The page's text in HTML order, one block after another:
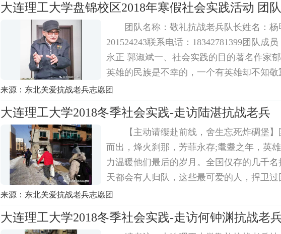
越...
大连理工大学盘锦校区2018年寒假社会实践活动 团
团队名称：敬礼抗战老兵队长姓名：杨
201524243联系电话：18342781399团队成
永正 郭淑斌一、社会实践的目的著名作家
英雄的民族是不幸的，一个有英雄却不知敬
对于英雄，我们的中华民族上下五千年的
当...
来源：东北关爱抗战老兵志愿团
大连理工大学2018冬季社会实践-走访陆湛抗战老兵
【主动请缨赴前线，舍生忘死炸碉堡
而出，烽火刹那，芳菲永存;耄耋之年，英
力温暖他们最后的岁月。全国仅存的几千
天都会有人归队，这些最可爱的人，捍卫过
将会带着他们的故事，他们的荣耀，湮灭
来源：东北关爱抗战老兵志愿团
大连理工大学2018冬季社会实践-走访何钟渊抗战老